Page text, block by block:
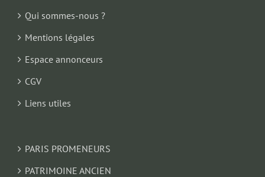
Qui sommes-nous ?
Mentions légales
Espace annonceurs
CGV
Liens utiles
PARIS PROMENEURS
PATRIMOINE ANCIEN